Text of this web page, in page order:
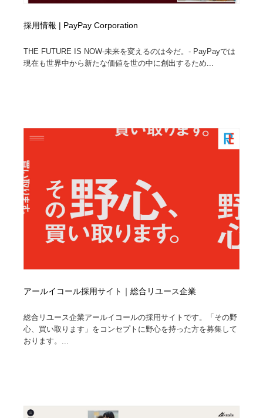
採用情報 | PayPay Corporation
THE FUTURE IS NOW-未来を変えるのは今だ。- PayPayでは
現在も世界中から新たな価値を世の中に創出するため...
アールイコール採用サイト｜総合リユース企業
総合リユース企業アールイコールの採用サイトです。「その野
心、買い取ります」をコンセプトに野心を持った方を募集して
おります。...